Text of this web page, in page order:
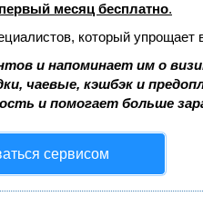
первый месяц бесплатно.
который упрощает
и напоминает им о
чаевые, кэшбэк и
и помогает больше
сервисом